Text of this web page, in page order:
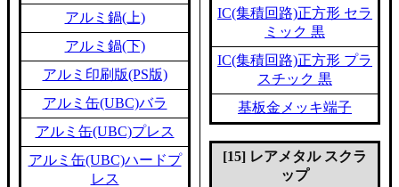
アルミ鍋(上)
アルミ鍋(下)
アルミ印刷版(PS版)
アルミ缶(UBC)バラ
アルミ缶(UBC)プレス
アルミ缶(UBC)ハードプ
レス
IC(集積回路)正方形 セラ
ミック 黒
IC(集積回路)正方形 プラ
スチック 黒
基板金メッキ端子
[15] レアメタル スクラ
ップ